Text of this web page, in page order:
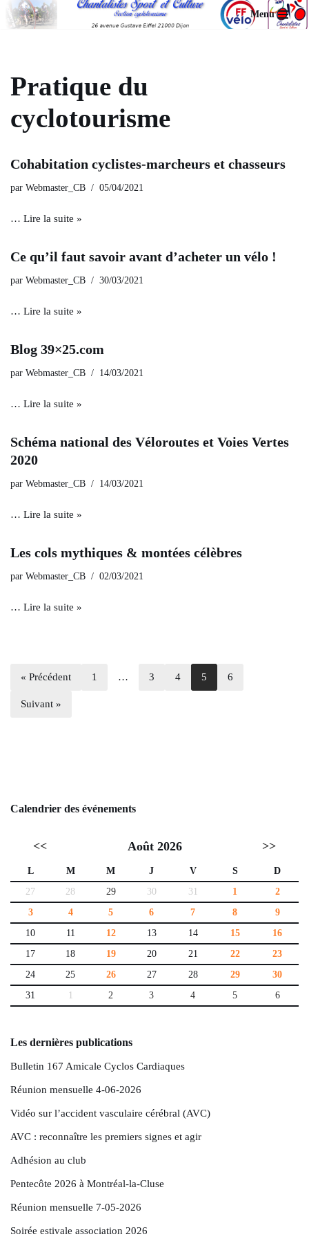
Menu
Pratique du
cyclotourisme
Cohabitation cyclistes-marcheurs et chasseurs
par Webmaster_CB 05/04/2021
… Lire la suite »
Ce qu’il faut savoir avant d’acheter un vélo !
par Webmaster_CB 30/03/2021
… Lire la suite »
Blog 39×25.com
par Webmaster_CB 14/03/2021
… Lire la suite »
Schéma national des Véloroutes et Voies Vertes
2020
par Webmaster_CB 14/03/2021
… Lire la suite »
Les cols mythiques & montées célèbres
par Webmaster_CB 02/03/2021
… Lire la suite »
« Précédent 1 … 3 4 5 6
Suivant »
Calendrier des événements
<< Août 2026 >>
L M M J V S
D
27
28 29 30 31 1
2
3
4 5 6 7 8
9
10
11 12 13 14 15
16
17
18 19 20 21 22
23
24
25 26 27 28 29
30
31
1 2 3 4 5 6
Les dernières publications
Bulletin 167 Amicale Cyclos Cardiaques
Réunion mensuelle 4-06-2026
Vidéo sur l’accident vasculaire cérébral (AVC)
AVC : reconnaître les premiers signes et agir
Adhésion au club
Pentecôte 2026 à Montréal-la-Cluse
Réunion mensuelle 7-05-2026
Soirée estivale association 2026